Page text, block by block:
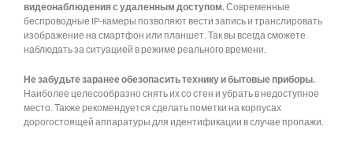
видеонаблюдения с удаленным доступом. Современные
беспроводные IP-камеры позволяют вести запись и транслировать
изображение на смартфон или планшет. Так вы всегда сможете
наблюдать за ситуацией в режиме реального времени.
Не забудьте заранее обезопасить технику и бытовые приборы.
Наиболее целесообразно снять их со стен и убрать в недоступное
место. Также рекомендуется сделать пометки на корпусах
дорогостоящей аппаратуры для идентификации в случае пропажи.